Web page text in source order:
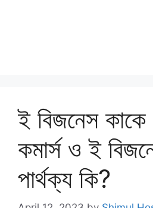
ই বিজনেস
কমার্স ও ই
পার্থক্য কি?